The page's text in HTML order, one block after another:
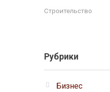
Строительство
Рубрики
Бизнес